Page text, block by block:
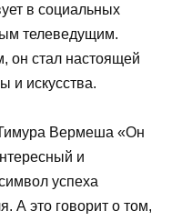
в социальных
телеведущим.
он стал настоящей
и искусства.
Вермеша «Он
и
успеха
А это говорит о том,